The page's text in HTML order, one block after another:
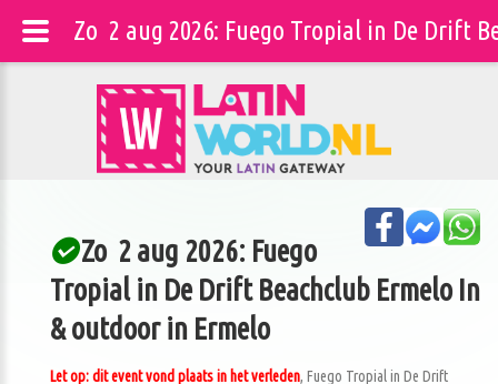
Zo 2 aug 2026: Fuego
Tropial in De Drift Beachclub Ermelo In
& outdoor in Ermelo
Let op: dit event vond plaats in het verleden, Fuego Tropial in De Drift
Zo 2 aug 2026: Fuego Tropial in De Drift